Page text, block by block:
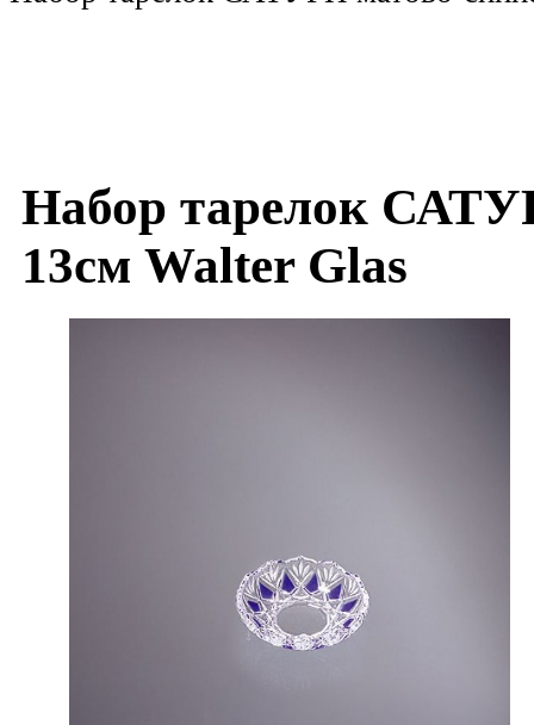
Набор тарелок
13см Walter Glas